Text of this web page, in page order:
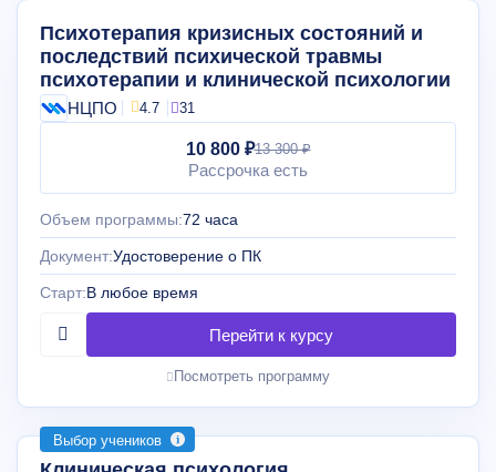
Психотерапия кризисных состояний и
последствий психической травмы
психотерапии и клинической психологии
НЦПО 4.7 31
10 800 ₽13 300 ₽
Рассрочка есть
Объем программы:72 часа
Документ:Удостоверение о ПК
Старт:В любое время
Посмотреть программу
Выбор учеников